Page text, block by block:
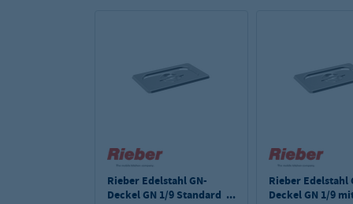
Rieber Edelstahl GN-
Deckel GN 1/9 Standard
Rieber Edelstahl
Deckel GN 1/9